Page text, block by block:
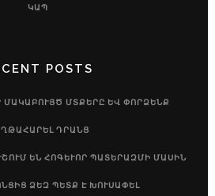
ԿԱՊ
POSTS
ՄԱԿԱԲՈՒՅԾ ՄՏՔԵՐԸ ԵՎ ՓՈՐՁԵՆՔ
ԴՐԱՆՑ
ԵՆ ՀՈԳԵՒՈՐ ՊԱՏԵՐԱԶՄԻ ՄԱՍԻՆ
ՁԵԶ ՊԵՏՔ Է ԽՈՒՍԱՓԵԼ